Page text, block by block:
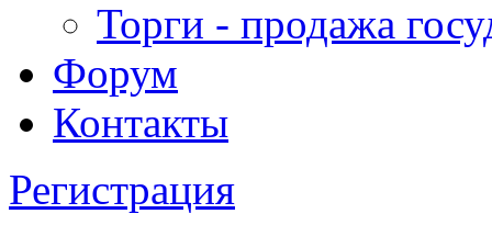
Торги - продажа
Форум
Контакты
Регистрация